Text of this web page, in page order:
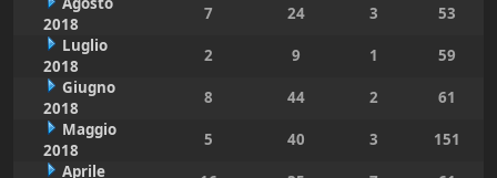
2018
7 24 3
53
Luglio
2018
2 9 1
59
Giugno
2018
8 44 2
61
Maggio
2018
5 40 3
151
Aprile